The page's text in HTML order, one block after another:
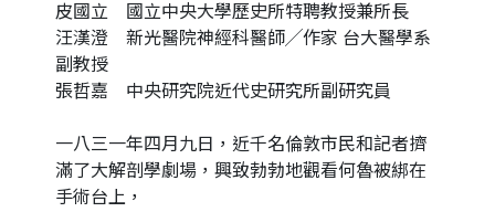
皮國立 國立中央大學歷史所特聘教授兼所長
汪漢澄 新光醫院神經科醫師╱作家 台大醫學系
副教授
張哲嘉 中央研究院近代史研究所副研究員
一八三一年四月九日，近千名倫敦市民和記者擠
滿了大解剖學劇場，興致勃勃地觀看何魯被綁在
手術台上，